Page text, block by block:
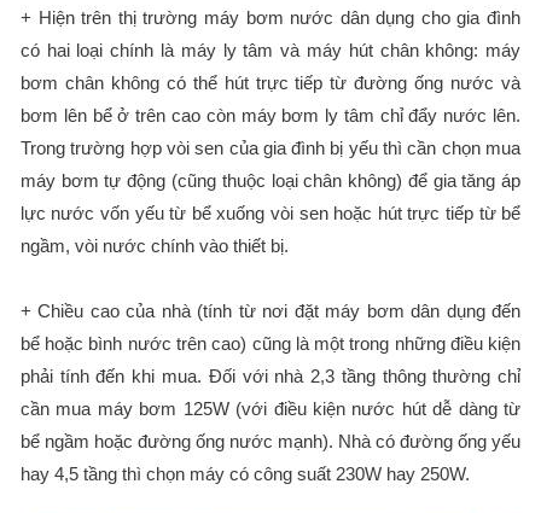
+ Hiện trên thị trường máy bơm nước dân dụng cho gia đình
có hai loại chính là máy ly tâm và máy hút chân không: máy
bơm chân không có thể hút trực tiếp từ đường ống nước và
bơm lên bể ở trên cao còn máy bơm ly tâm chỉ đẩy nước lên.
Trong trường hợp vòi sen của gia đình bị yếu thì cần chọn mua
máy bơm tự động (cũng thuộc loại chân không) để gia tăng áp
lực nước vốn yếu từ bể xuống vòi sen hoặc hút trực tiếp từ bể
ngầm, vòi nước chính vào thiết bị.
+ Chiều cao của nhà (tính từ nơi đặt máy bơm dân dụng đến
bể hoặc bình nước trên cao) cũng là một trong những điều kiện
phải tính đến khi mua. Đối với nhà 2,3 tầng thông thường chỉ
cần mua máy bơm 125W (với điều kiện nước hút dễ dàng từ
bể ngầm hoặc đường ống nước mạnh). Nhà có đường ống yếu
hay 4,5 tầng thì chọn máy có công suất 230W hay 250W.